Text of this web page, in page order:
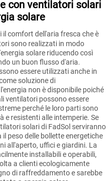
con ventilatori solari
solare
comfort dell'aria fresca che è
sono realizzati in modo
solare riducendo così
un buon flusso d'aria.
essere utilizzati anche in
soluzione di
non è disponibile poiché
ventilatori possono essere
perché le loro parti sono
e resistenti alle intemperie. Se
solari di FadSol serviranno
peso delle bollette energetiche
all'aperto, uffici e giardini. La
installabili e operabili,
a clienti ecologicamente
di raffreddamento e sarebbe